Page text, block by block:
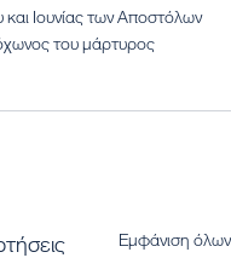
και Ιουνίας των Αποστόλων
του μάρτυρος
Εμφάνιση όλων